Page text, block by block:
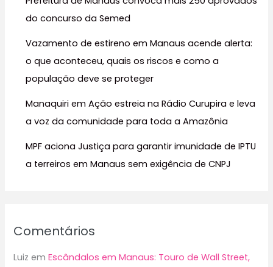
do concurso da Semed
Vazamento de estireno em Manaus acende alerta:
o que aconteceu, quais os riscos e como a
população deve se proteger
Manaquiri em Ação estreia na Rádio Curupira e leva
a voz da comunidade para toda a Amazônia
MPF aciona Justiça para garantir imunidade de IPTU
a terreiros em Manaus sem exigência de CNPJ
Comentários
Luiz emEscândalos em Manaus: Touro de Wall Street,